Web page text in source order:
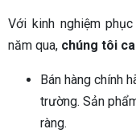
Với kinh nghiệm
năm qua, chúng tôi
Bán hàng chính
trường. Sản
ràng.